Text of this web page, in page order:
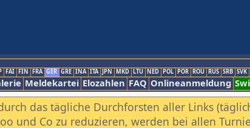
FAI FIN FRA GER GRE INA ITA JPN MKD LTU NED POL POR ROU RUS SRB SVK
Meldekartei Elozahlen FAQ Onlineanmeldung
das tägliche Durchforsten aller Links
und Co zu reduzieren, werden bei allen